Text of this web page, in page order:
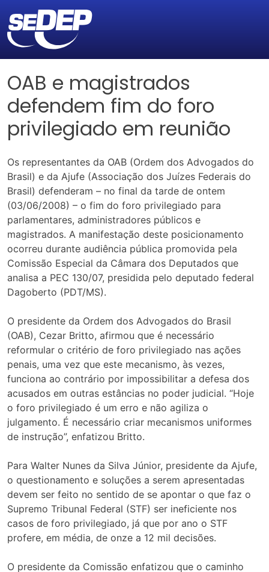
OAB e magistrados
defendem fim do foro
privilegiado em reunião
Os representantes da OAB (Ordem dos Advogados do
Brasil) e da Ajufe (Associação dos Juízes Federais do
Brasil) defenderam – no final da tarde de ontem
(03/06/2008) – o fim do foro privilegiado para
parlamentares, administradores públicos e
magistrados. A manifestação deste posicionamento
ocorreu durante audiência pública promovida pela
Comissão Especial da Câmara dos Deputados que
analisa a PEC 130/07, presidida pelo deputado federal
Dagoberto (PDT/MS).
O presidente da Ordem dos Advogados do Brasil
(OAB), Cezar Britto, afirmou que é necessário
reformular o critério de foro privilegiado nas ações
penais, uma vez que este mecanismo, às vezes,
funciona ao contrário por impossibilitar a defesa dos
acusados em outras estâncias no poder judicial. “Hoje
o foro privilegiado é um erro e não agiliza o
julgamento. É necessário criar mecanismos uniformes
de instrução”, enfatizou Britto.
Para Walter Nunes da Silva Júnior, presidente da Ajufe,
o questionamento e soluções a serem apresentadas
devem ser feito no sentido de se apontar o que faz o
Supremo Tribunal Federal (STF) ser ineficiente nos
casos de foro privilegiado, já que por ano o STF
profere, em média, de onze a 12 mil decisões.
O presidente da Comissão enfatizou que o caminho